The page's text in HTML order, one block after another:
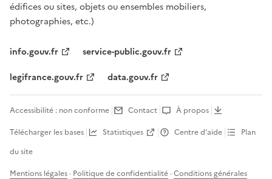
édifices ou sites, objets ou ensembles mobiliers,
photographies, etc.)
info.gouv.fr
service-public.gouv.fr
legifrance.gouv.fr
data.gouv.fr
Accessibilité : non conforme Contact
À propos
Télécharger les bases
Statistiques Centre d’aide
Plan
du site
Mentions légales · Politique de confidentialité ·Conditions générales